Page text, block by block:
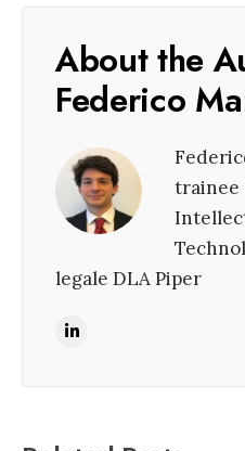
About the
Federico
trainee
legale DLA Piper